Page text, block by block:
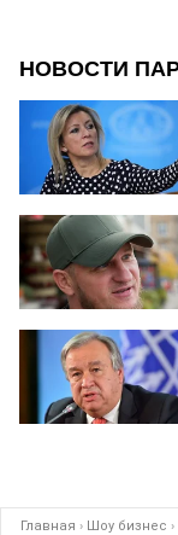
Главная › Шоу бизнес ›